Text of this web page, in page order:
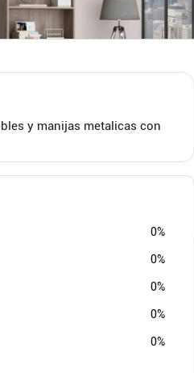
y manijas metalicas con
0%
0%
0%
0%
0%
$ 169.900 -30%
Cuota de Referencia*